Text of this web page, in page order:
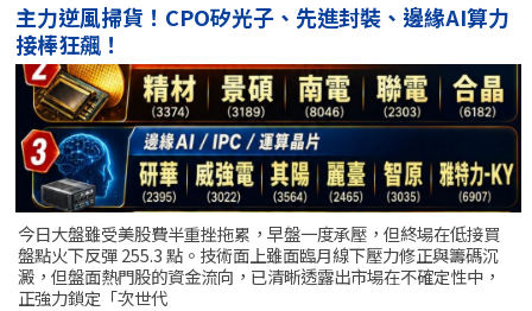
主力逆風掃貨！CPO矽光子、先進封裝、邊緣AI算力
接棒狂飆！
今日大盤雖受美股費半重挫拖累，早盤一度承壓，但終場在低接買
盤點火下反彈 255.3 點。技術面上雖面臨月線下壓力修正與籌碼沉
澱，但盤面熱門股的資金流向，已清晰透露出市場在不確定性中，
正強力鎖定「次世代